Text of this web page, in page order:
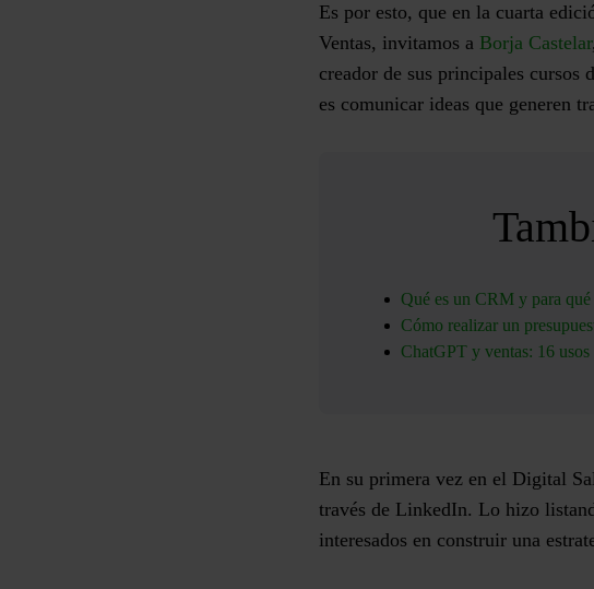
Es por esto, que en la cuarta
Ventas, invitamos a Borja Castelar
creador de sus principales
es comunicar ideas que generen
Qué es un CRM y para
Cómo realizar un
ChatGPT y ventas: 16
En su primera vez en el Digital
través de LinkedIn. Lo hizo
interesados en construir una